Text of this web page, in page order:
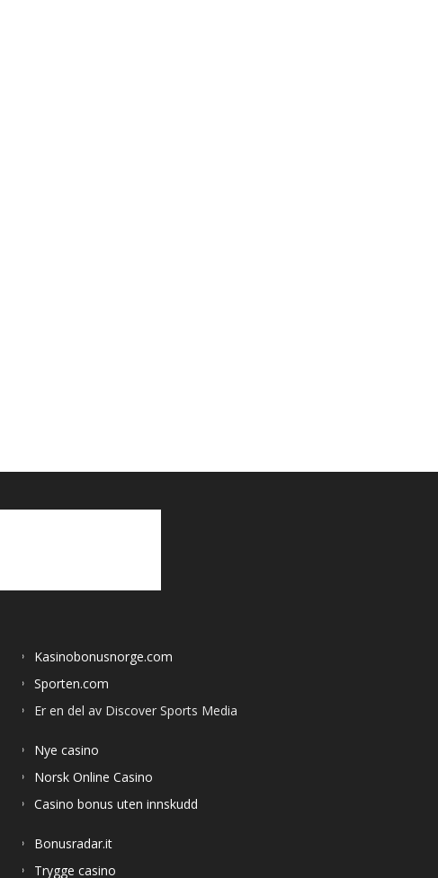
Kasinobonusnorge.com
Sporten.com
Er en del av Discover Sports Media
Nye casino
Norsk Online Casino
Casino bonus uten innskudd
Bonusradar.it
Trygge casino